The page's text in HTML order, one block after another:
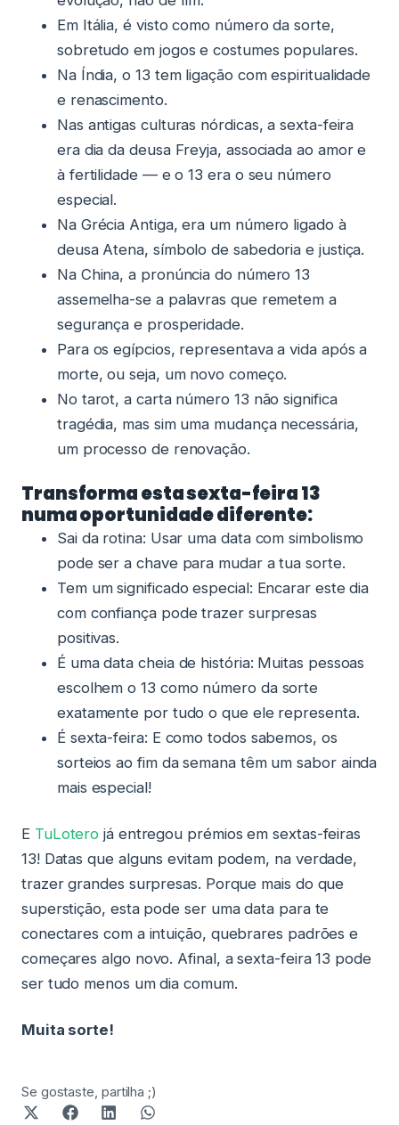
Em Itália, é visto como número da sorte,
sobretudo em jogos e costumes populares.
Na Índia, o 13 tem ligação com espiritualidade
e renascimento.
Nas antigas culturas nórdicas, a sexta-feira
era dia da deusa Freyja, associada ao amor e
à fertilidade — e o 13 era o seu número
especial.
Na Grécia Antiga, era um número ligado à
deusa Atena, símbolo de sabedoria e justiça.
Na China, a pronúncia do número 13
assemelha-se a palavras que remetem a
segurança e prosperidade.
Para os egípcios, representava a vida após a
morte, ou seja, um novo começo.
No tarot, a carta número 13 não significa
tragédia, mas sim uma mudança necessária,
um processo de renovação.
Transforma esta sexta-feira 13
numa oportunidade diferente:
Sai da rotina: Usar uma data com simbolismo
pode ser a chave para mudar a tua sorte.
Tem um significado especial: Encarar este dia
com confiança pode trazer surpresas
positivas.
É uma data cheia de história: Muitas pessoas
escolhem o 13 como número da sorte
exatamente por tudo o que ele representa.
É sexta-feira: E como todos sabemos, os
sorteios ao fim da semana têm um sabor ainda
mais especial!
E TuLotero já entregou prémios em sextas-feiras
13! Datas que alguns evitam podem, na verdade,
trazer grandes surpresas. Porque mais do que
superstição, esta pode ser uma data para te
conectares com a intuição, quebrares padrões e
começares algo novo. Afinal, a sexta-feira 13 pode
ser tudo menos um dia comum.
Muita sorte!
Se gostaste, partilha ;)